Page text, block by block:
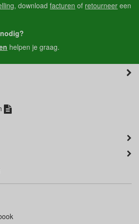
, downloadfacturen of retourneer een
helpen je graag.